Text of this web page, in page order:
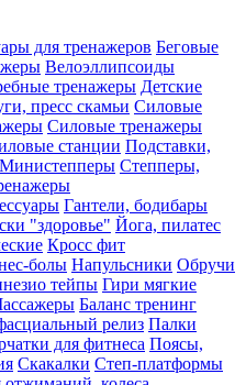
для тренажеров Беговые
Велоэллипсоиды
тренажеры Детские
пресс скамьи Силовые
Силовые тренажеры
станции Подставки,
Министепперы Степперы,
Гантели, бодибары
"здоровье" Йога, пилатес
Кросс фит
болы Напульсники Обручи
тейпы Гири мягкие
Баланс тренинг
релиз Палки
для фитнеса Поясы,
Скакалки Степ-платформы